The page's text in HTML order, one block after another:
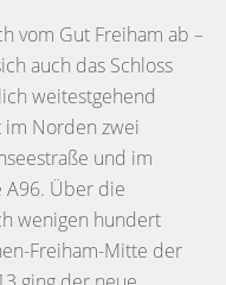
vom Gut Freiham ab –
auch das Schloss
weitestgehend
im Norden zwei
und im
A96. Über die
wenigen hundert
Freiham-Mitte der